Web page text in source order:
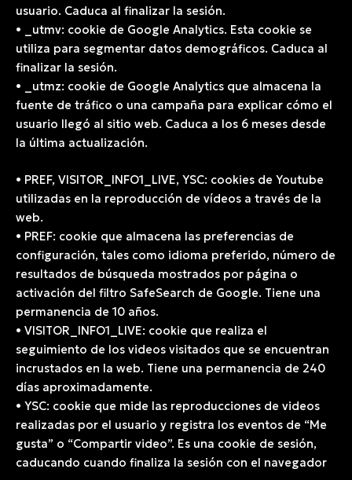
usuario. Caduca al finalizar la sesión.
• _utmv: cookie de Google Analytics. Esta cookie se
utiliza para segmentar datos demográficos. Caduca al
finalizar la sesión.
• _utmz: cookie de Google Analytics que almacena la
fuente de tráfico o una campaña para explicar cómo el
usuario llegó al sitio web. Caduca a los 6 meses desde
la última actualización.
• PREF, VISITOR_INFO1_LIVE, YSC: cookies de Youtube
utilizadas en la reproducción de vídeos a través de la
web.
• PREF: cookie que almacena las preferencias de
configuración, tales como idioma preferido, número de
resultados de búsqueda mostrados por página o
activación del filtro SafeSearch de Google. Tiene una
permanencia de 10 años.
• VISITOR_INFO1_LIVE: cookie que realiza el
seguimiento de los videos visitados que se encuentran
incrustados en la web. Tiene una permanencia de 240
días aproximadamente.
• YSC: cookie que mide las reproducciones de videos
realizadas por el usuario y registra los eventos de “Me
gusta” o “Compartir video”. Es una cookie de sesión,
caducando cuando finaliza la sesión con el navegador